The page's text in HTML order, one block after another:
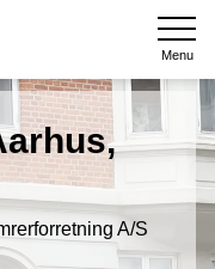
Menu
A/S